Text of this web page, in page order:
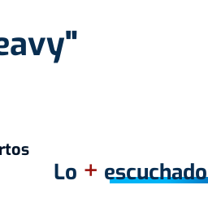
Lo + escuchado